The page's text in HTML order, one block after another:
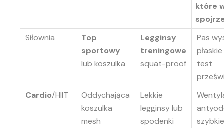
które
Siłownia
Top
sportowy
lub koszulka
Legginsy
treningowe
squat-proof
Pas
test
Cardio/HIIT
Oddychająca
koszulka
mesh
Lekkie
legginsy lub
spodenki